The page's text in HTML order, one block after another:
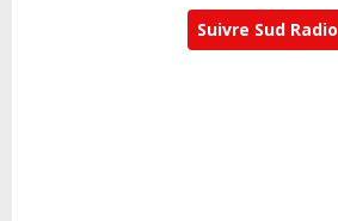
Suivre Sud Radio